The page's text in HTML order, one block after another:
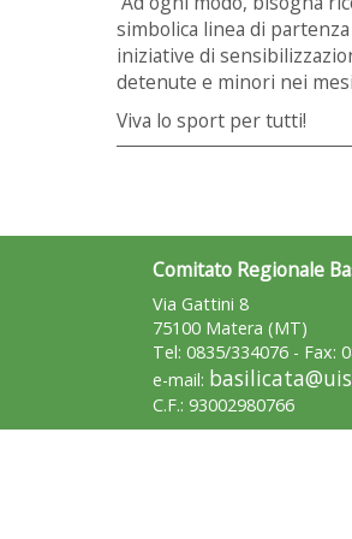
simbolica linea di
iniziative di
detenute e minori nei
Viva lo sport per tutti!
Comitato Regionale
Via Gattini 8
75100 Matera (MT)
Tel: 0835/334076 - Fax:
e-mail:
C.F.: 93002980766